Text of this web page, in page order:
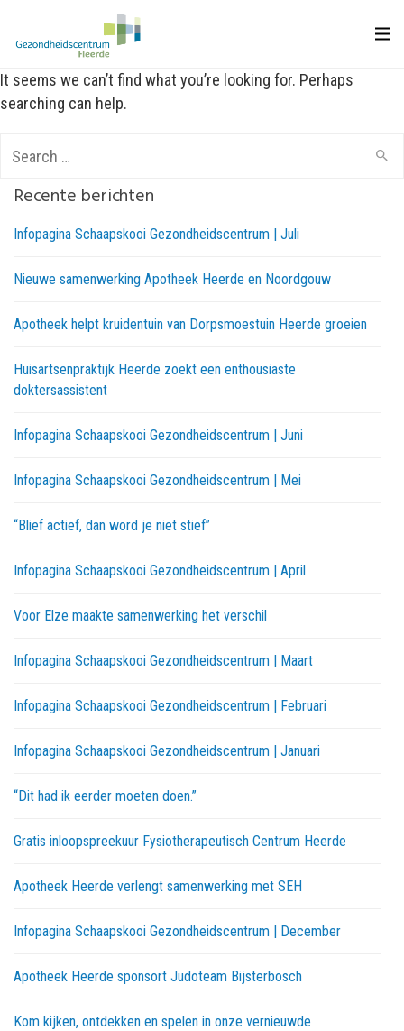
It seems we can’t find what you’re looking for. Perhaps
searching can help.
for:
Recente berichten
Infopagina Schaapskooi Gezondheidscentrum | Juli
Nieuwe samenwerking Apotheek Heerde en Noordgouw
Apotheek helpt kruidentuin van Dorpsmoestuin Heerde groeien
Huisartsenpraktijk Heerde zoekt een enthousiaste
doktersassistent
Infopagina Schaapskooi Gezondheidscentrum | Juni
Infopagina Schaapskooi Gezondheidscentrum | Mei
“Blief actief, dan word je niet stief”
Infopagina Schaapskooi Gezondheidscentrum | April
Voor Elze maakte samenwerking het verschil
Infopagina Schaapskooi Gezondheidscentrum | Maart
Infopagina Schaapskooi Gezondheidscentrum | Februari
Infopagina Schaapskooi Gezondheidscentrum | Januari
“Dit had ik eerder moeten doen.”
Gratis inloopspreekuur Fysiotherapeutisch Centrum Heerde
Apotheek Heerde verlengt samenwerking met SEH
Infopagina Schaapskooi Gezondheidscentrum | December
Apotheek Heerde sponsort Judoteam Bijsterbosch
Kom kijken, ontdekken en spelen in onze vernieuwde